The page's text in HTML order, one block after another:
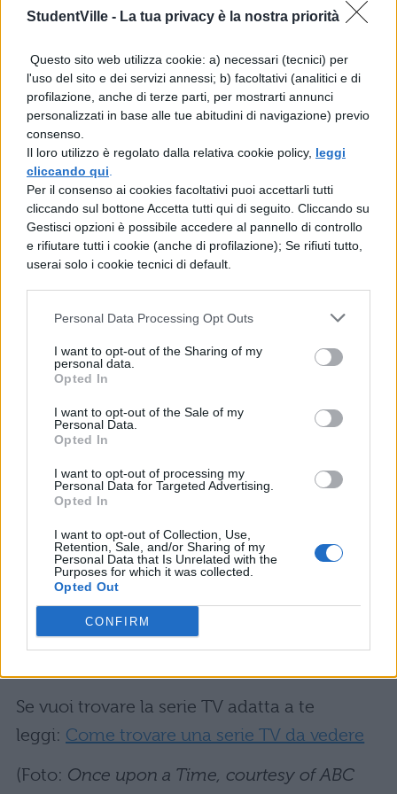
StudentVille - La tua privacy è la nostra priorità
Questo sito web utilizza cookie: a) necessari (tecnici) per
l'uso del sito e dei servizi annessi; b) facoltativi (analitici e di
profilazione, anche di terze parti, per mostrarti annunci
personalizzati in base alle tue abitudini di navigazione) previo
consenso.
Il loro utilizzo è regolato dalla relativa cookie policy, leggi
cliccando qui
Per il consenso ai cookies facoltativi puoi accettarli tutti
cliccando sul bottone Accetta tutti qui di seguito. Cliccando su
Gestisci opzioni è possibile accedere al pannello di controllo
e rifiutare tutti i cookie (anche di profilazione); Se rifiuti tutto,
userai solo i cookie tecnici di default.
Personal Data Processing Opt Outs
I want to opt-out of the Sharing of my
personal data.
Opted In
I want to opt-out of the Sale of my
Personal Data.
Opted In
I want to opt-out of processing my
Personal Data for Targeted Advertising.
Opted In
I want to opt-out of Collection, Use,
Retention, Sale, and/or Sharing of my
Personal Data that Is Unrelated with the
Purposes for which it was collected.
Opted Out
CONFIRM
del tutto rinnovate: Regina sarà una barista,
ONCE UPON A TIME 7
STREAMING: DOVE
GUARDARE I NUOVI EPISODI
DI C’ERA UNA VOLTA
Vi siete incuriositi? Sappiamo che forse
sarete un po’ delusi perché alcuni attori
come Jennifer Morrison, Ginnifer Goodwin e
Josh Dallas lasceranno la serie (anche se
ricompariranno in alcune puntate come
guest star), tuttavia stando a tutte queste
novità vale la pena guardare i nuovi episodi.
2017 suABCalle ore 20.00, ma in Italia
Se avete intenzione di guardare gli episodi in
sul web, anche se probabilmente potrete
guardarli suNetflix, visto che ci sono tutte le
stagioni precedenti.
Leggi anche:Serie TV come Once Upon a
Se vuoi trovare la serie TV adatta a te
leggi: Come trovare una serie TV da vedere
(Foto: Once upon a Time, courtesy of ABC